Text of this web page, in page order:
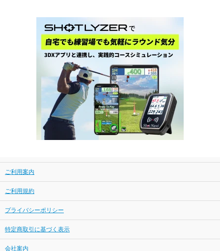
ご利用案内
ご利用規約
プライバシーポリシー
特定商取引に基づく表示
会社案内